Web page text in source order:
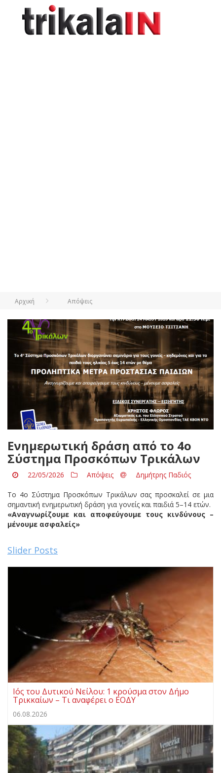
Αρχική Απόψεις
Eνημερωτική δράση από το 4ο
Σύστημα Προσκόπων Τρικάλων
22/05/2026 Απόψεις Δημήτρης Παδιός
Το 4ο Σύστημα Προσκόπων Τρικάλων σας προσκαλεί σε μια
σημαντική ενημερωτική δράση για γονείς και παιδιά 5–14 ετών.
«Αναγνωρίζουμε και αποφεύγουμε τους κινδύνους –
μένουμε ασφαλείς»
Slider Posts
Ιός του Δυτικού Νείλου: 1 κρούσμα στον Δήμο
Τρικκαίων – Τι αναφέρει ο ΕΟΔΥ
06.08.2026